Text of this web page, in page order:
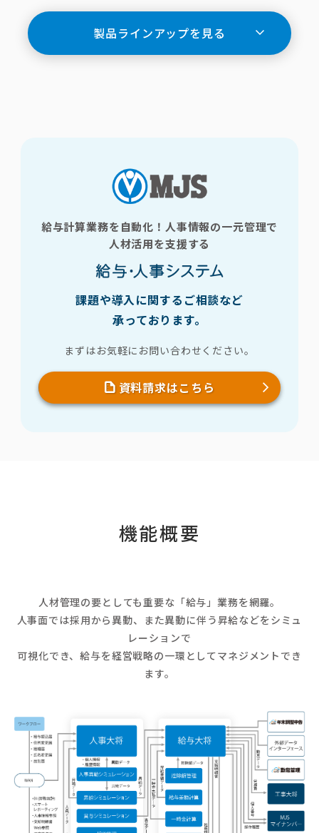
製品ラインアップを見る
給与計算業務を自動化！人事情報の一元管理で
人材活用を支援する
課題や導入に関するご相談など
承っております。
まずはお気軽にお問い合わせください。
資料請求はこちら
機能概要
人材管理の要としても重要な「給与」業務を網羅。
人事面では採用から異動、また異動に伴う昇給などをシミュ
レーションで
可視化でき、給与を経営戦略の一環としてマネジメントでき
ます。